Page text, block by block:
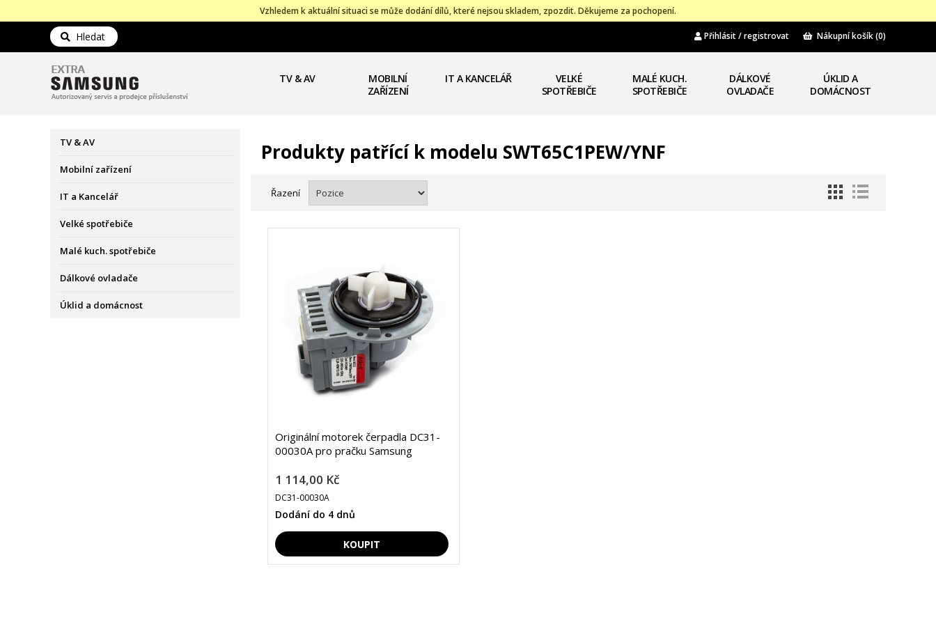
Vzhledem k aktuální situaci se může dodání dílů, které nejsou skladem, zpozdit. Děkujeme za pochopení.
Hledat Přihlásit / registrovat Nákupní košík(0)
TV & AV
MOBILNÍ
ZAŘÍZENÍ
IT A KANCELÁŘ
VELKÉ
SPOTŘEBIČE
MALÉ KUCH.
SPOTŘEBIČE
DÁLKOVÉ
OVLADAČE
ÚKLID A
DOMÁCNOST
TV & AV
Mobilní zařízení
IT a Kancelář
Velké spotřebiče
Malé kuch. spotřebiče
Dálkové ovladače
Úklid a domácnost
Produkty patřící k modelu SWT65C1PEW/YNF
Řazení
Originální motorek čerpadla DC31-
00030A pro pračku Samsung
1 114,00 Kč
DC31-00030A
Dodání do 4 dnů